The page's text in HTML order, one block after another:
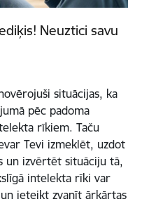
Neuztici savu
situācijas, ka
pēc padoma
rīkiem. Taču
Tevi izmeklēt, uzdot
un izvērtēt situāciju tā,
intelekta rīki var
ieteikt zvanīt ārkārtas